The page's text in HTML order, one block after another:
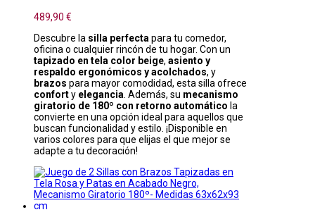
489,90 €
Descubre la silla perfectapara tu comedor,
oficina o cualquier rincón de tu hogar. Con un
tapizado en tela color beige, asiento y
respaldo ergonómicos y acolchados, y
brazos para mayor comodidad, esta silla ofrece
conforty elegancia. Además, su mecanismo
giratorio de 180º con retorno automático la
convierte en una opción ideal para aquellos que
buscan funcionalidad y estilo. ¡Disponible en
varios colores para que elijas el que mejor se
adapte a tu decoración!